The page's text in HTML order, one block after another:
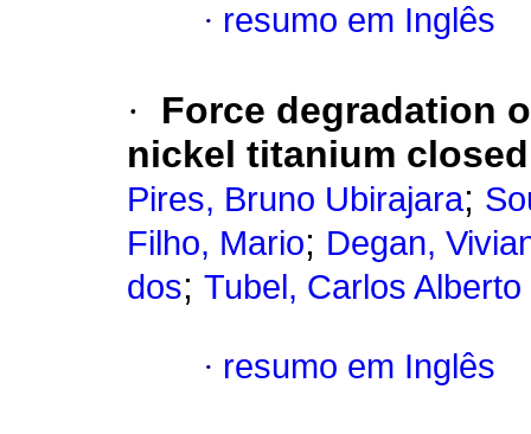
· resumo em Inglês
·
Force degradation
nickel titanium
Pires, Bruno Ubirajara;
Filho, Mario; Degan,
dos; Tubel, Carlos
· resumo em Inglês